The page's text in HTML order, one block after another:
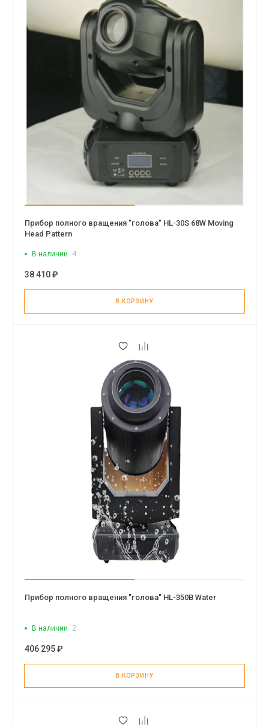
Прибор полного вращения "голова" HL-30S 68W Moving
Head Pattern
В наличии 4
38 410 ₽
В КОРЗИНУ
Прибор полного вращения "голова" HL-350B Water
В наличии 2
406 295 ₽
В КОРЗИНУ